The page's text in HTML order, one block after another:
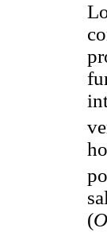
(